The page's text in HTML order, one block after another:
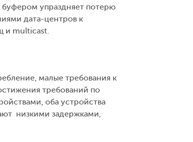
упраздняет потерю
дата-центров к
и multicast.
малые требования к
требований по
оба устройства
низкими задержками,